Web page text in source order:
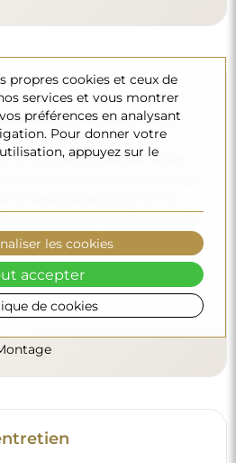
il suffit d’un chiffon en
Si vous optez pour des
à ce qu’ils aient un pH neutre
puissants contenant du
?
sur notre blog.
propres cookies et ceux de
services et vous montrer
préférences en analysant
Pour donner votre
appuyez sur le
de cookies
les cookies
accepter